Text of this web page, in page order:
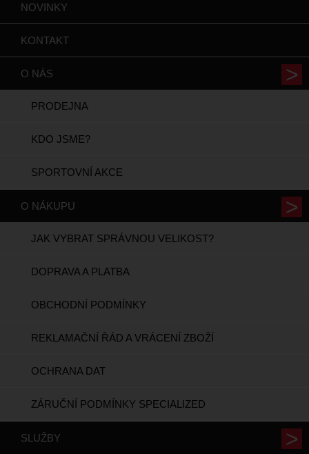
NOVINKY
KONTAKT
O NÁS
PRODEJNA
KDO JSME?
SPORTOVNÍ AKCE
O NÁKUPU
JAK VYBRAT SPRÁVNOU VELIKOST?
DOPRAVA A PLATBA
OBCHODNÍ PODMÍNKY
REKLAMAČNÍ ŘÁD A VRÁCENÍ ZBOŽÍ
OCHRANA DAT
ZÁRUČNÍ PODMÍNKY SPECIALIZED
SLUŽBY